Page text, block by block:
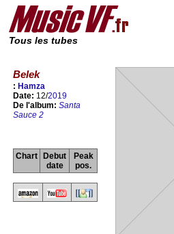
Tous les tubes
Belek
: Hamza
Date: 12/2019
De l'album: Santa
Sauce 2
Chart
Debut
date
Peak
pos.